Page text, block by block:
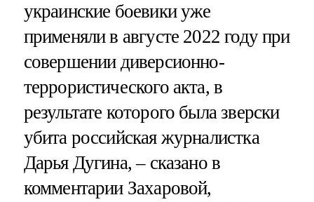
украинские боевики уже
применяли в августе 2022 году при
совершении диверсионно-
террористического акта, в
результате которого была зверски
убита российская журналистка
Дарья Дугина, – сказано в
комментарии Захаровой,